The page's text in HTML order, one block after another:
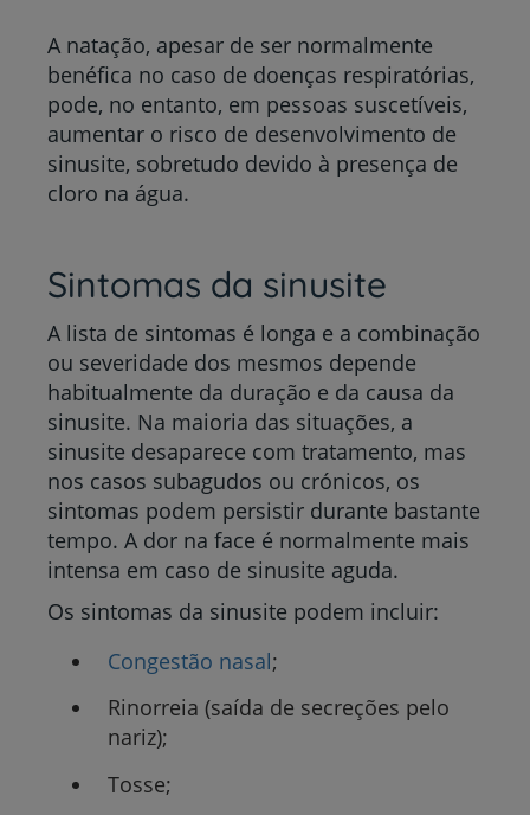
A natação, apesar de ser normalmente
benéfica no caso de doenças respiratórias,
pode, no entanto, em pessoas suscetíveis,
aumentar o risco de desenvolvimento de
sinusite, sobretudo devido à presença de
cloro na água.
Sintomas da sinusite
A lista de sintomas é longa e a combinação
ou severidade dos mesmos depende
habitualmente da duração e da causa da
sinusite. Na maioria das situações, a
sinusite desaparece com tratamento, mas
nos casos subagudos ou crónicos, os
sintomas podem persistir durante bastante
tempo. A dor na face é normalmente mais
intensa em caso de sinusite aguda.
Os sintomas da sinusite podem incluir:
Congestão nasal;
Rinorreia (saída de secreções pelo
nariz);
Tosse;